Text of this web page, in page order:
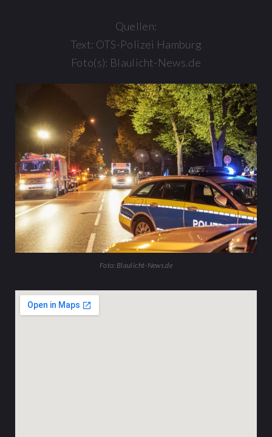
Quellen:
Text: OTS-Polizei Hamburg
Foto(s): Blaulicht-News.de
Foto: Blaulicht-News.de